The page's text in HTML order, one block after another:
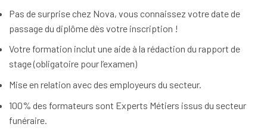
Pas de surprise chez Nova, vous connaissez votre date de
passage du diplôme dès votre inscription !
Votre formation inclut une aide à la rédaction du rapport de
stage (obligatoire pour l’examen)
Mise en relation avec des employeurs du secteur.
100% des formateurs sont Experts Métiers issus du secteur
funéraire.